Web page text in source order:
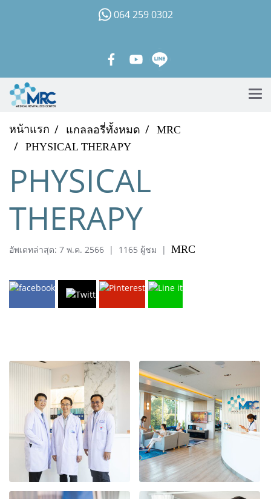
064 259 0302
หน้าแรก แกลลอรี่ทั้งหมด
MRC
PHYSICAL THERAPY
PHYSICAL
THERAPY
อัพเดทล่าสุด: 7 พ.ค. 2566 | 1165 ผู้ชม | MRC